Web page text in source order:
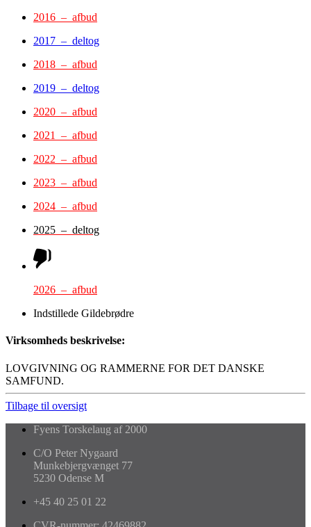
2016 – afbud
2017 – deltog
2018 – afbud
2019 – deltog
2020 – afbud
2021 – afbud
2022 – afbud
2023 – afbud
2024 – afbud
2025 – deltog
2026 – afbud
Indstillede Gildebrødre
Virksomheds beskrivelse:
LOVGIVNING OG RAMMERNE FOR DET DANSKE
SAMFUND.
Tilbage til oversigt
Fyens Torskelaug af 2000
C/O Peter Nygaard
Munkebjergvænget 77
5230 Odense M
+45 40 25 01 22